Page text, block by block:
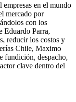
en el mundo
mercado por
con los
Eduardo Parra,
reducir los costos y
Chile, Maximo
fundición, despacho,
clave dentro del